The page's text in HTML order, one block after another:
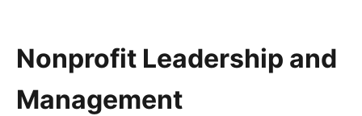
Nonprofit Leadership and
Management